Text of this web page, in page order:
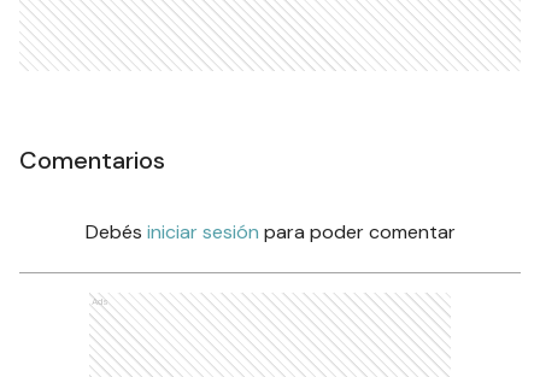
Comentarios
Debés iniciar sesión para poder comentar
Ads